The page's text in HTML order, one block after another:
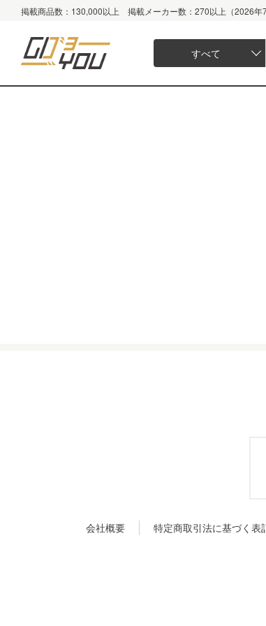
掲載商品数：130,000以上 掲載メーカー数：270以上（2026年7
すべて
会社概要 特定商取引法に基づく表